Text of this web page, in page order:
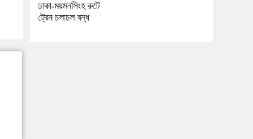
ঢাকা-ময়মনসিংহ রুটে
ট্রেন চলাচল বন্ধ